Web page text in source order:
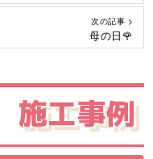
次の記事 >
母の日🌹
施工事例